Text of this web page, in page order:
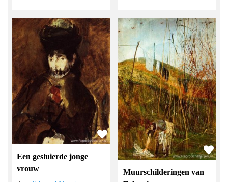
Een gesluierde jonge
vrouw
Muurschilderingen van